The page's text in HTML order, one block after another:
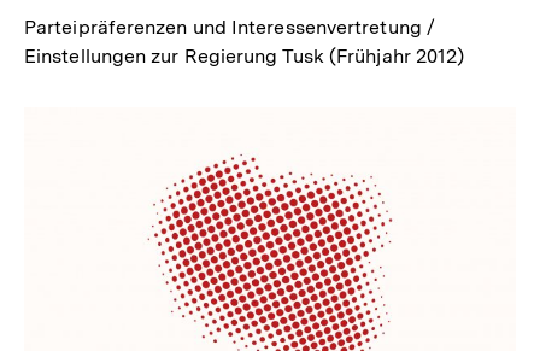
Parteipräferenzen und Interessenvertretung /
Einstellungen zur Regierung Tusk (Frühjahr 2012)